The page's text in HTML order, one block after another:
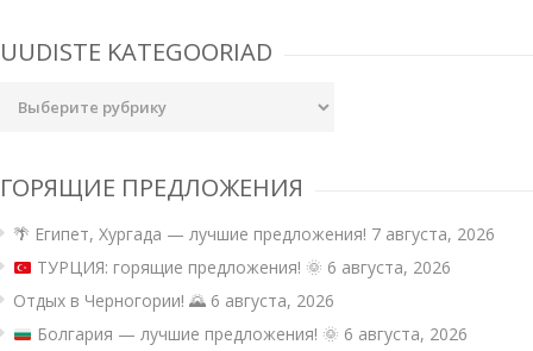
UUDISTE KATEGOORIAD
kategooriad
ГОРЯЩИЕ ПРЕДЛОЖЕНИЯ
🌴 Египет, Хургада — лучшие предложения! 7 августа, 2026
ТУРЦИЯ: горящие предложения! 🌞 6 августа, 2026
Отдых в Черногории! 🌄 6 августа, 2026
Болгария — лучшие предложения! 🌞 6 августа, 2026